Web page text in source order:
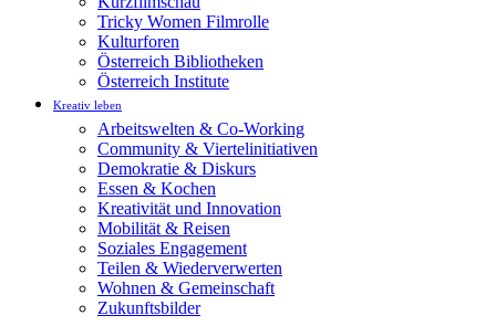
Tricky Women Filmrolle
Kulturforen
Österreich Bibliotheken
Österreich Institute
Kreativ leben
Arbeitswelten & Co-Working
Community & Viertelinitiativen
Demokratie & Diskurs
Essen & Kochen
Kreativität und Innovation
Mobilität & Reisen
Soziales Engagement
Teilen & Wiederverwerten
Wohnen & Gemeinschaft
Zukunftsbilder